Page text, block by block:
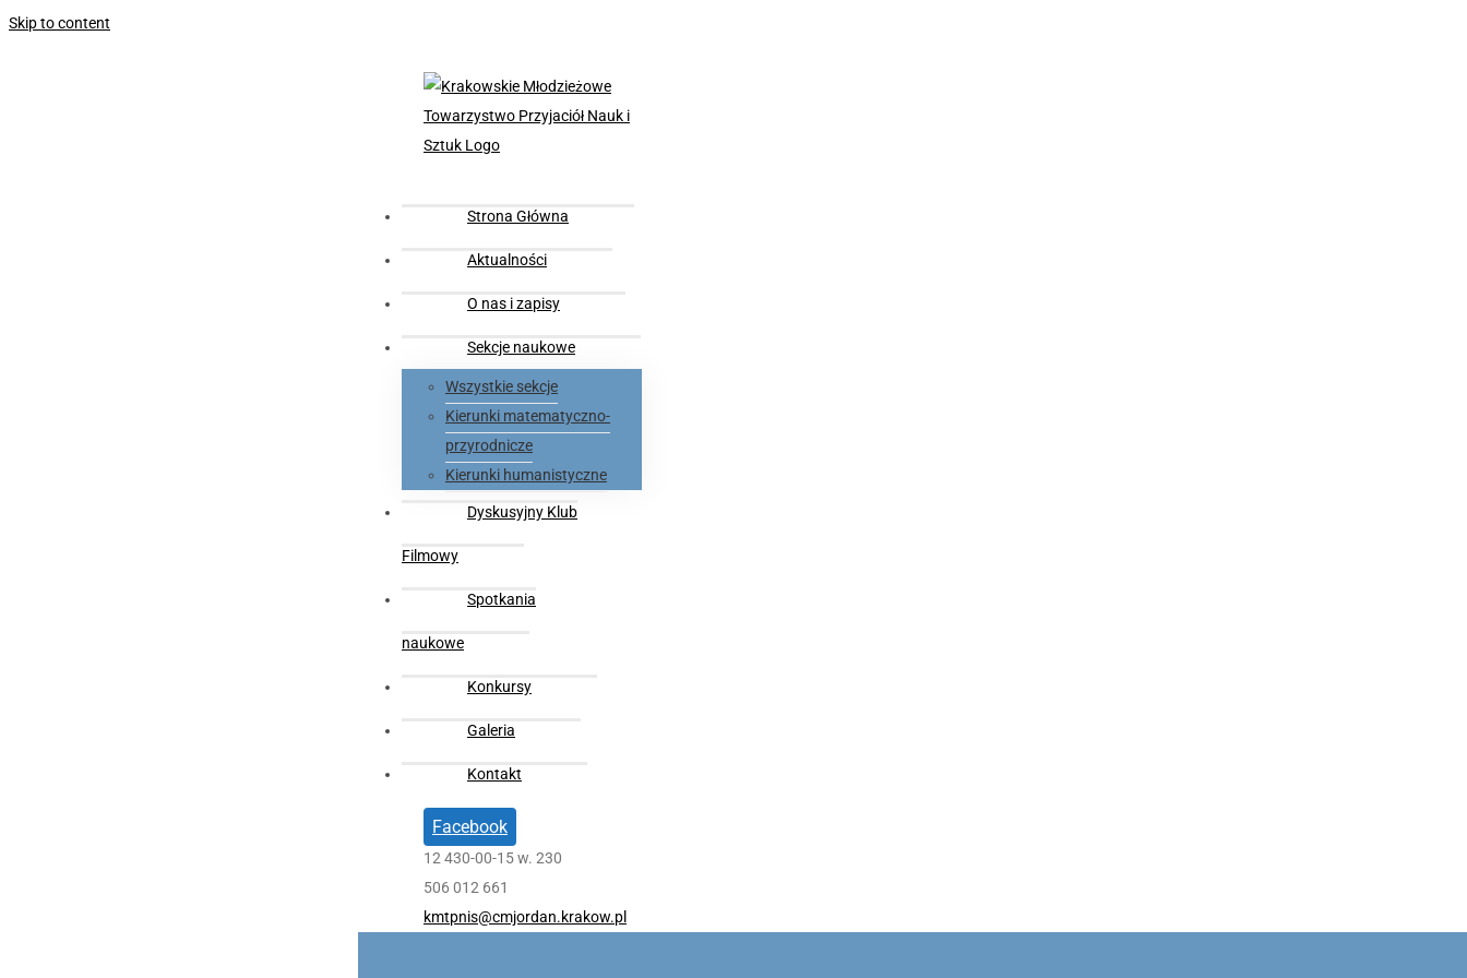
Skip to content
Strona Główna
Aktualności
O nas i zapisy
Sekcje naukowe
Wszystkie sekcje
Kierunki matematyczno-
przyrodnicze
Kierunki humanistyczne
Dyskusyjny Klub
Filmowy
Spotkania
naukowe
Konkursy
Galeria
Kontakt
Facebook
12 430-00-15 w. 230
506 012 661
kmtpnis@cmjordan.krakow.pl